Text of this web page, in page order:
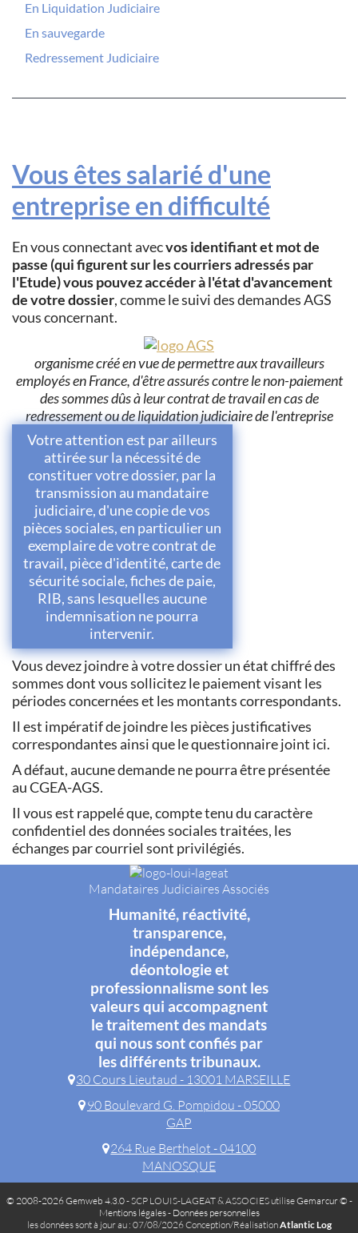
En Liquidation Judiciaire
En sauvegarde
Redressement Judiciaire
Vous êtes salarié d'une
entreprise en difficulté
En vous connectant avecvos identifiant et mot de
passe (qui figurent sur les courriers adressés par
l'Etude) vous pouvez accéder à l'état d'avancement
de votre dossier, comme le suivi des demandes AGS
vous concernant.
organisme créé en vue de permettre aux travailleurs
employés en France, d'être assurés contre le non-paiement
des sommes dûs à leur contrat de travail en cas de
redressement ou de liquidation judiciaire de l'entreprise
Votre attention est par ailleurs
attirée sur la nécessité de
constituer votre dossier, par la
transmission au mandataire
judiciaire, d'une copie de vos
pièces sociales, en particulier un
exemplaire de votre contrat de
travail, pièce d'identité, carte de
sécurité sociale, fiches de paie,
RIB, sans lesquelles aucune
indemnisation ne pourra
intervenir.
Vous devez joindre à votre dossier un état chiffré des
sommes dont vous sollicitez le paiement visant les
périodes concernées et les montants correspondants.
Il est impératif de joindre les pièces justificatives
correspondantes ainsi que le questionnaire joint ici.
A défaut, aucune demande ne pourra être présentée
au CGEA-AGS.
Il vous est rappelé que, compte tenu du caractère
confidentiel des données sociales traitées, les
échanges par courriel sont privilégiés.
Mandataires Judiciaires Associés
Humanité, réactivité,
transparence,
indépendance,
déontologie et
professionnalisme sont les
valeurs qui accompagnent
le traitement des mandats
qui nous sont confiés par
les différents tribunaux.
30 Cours Lieutaud - 13001 MARSEILLE
90 Boulevard G. Pompidou - 05000
GAP
264 Rue Berthelot - 04100
MANOSQUE
© 2008-2026 Gemweb 4.3.0- SCP LOUIS-LAGEAT & ASSOCIES utiliseGemarcur © -
Mentions légales- Données personnelles
les données sont à jour au : 07/08/2026 Conception/RéalisationAtlantic Log